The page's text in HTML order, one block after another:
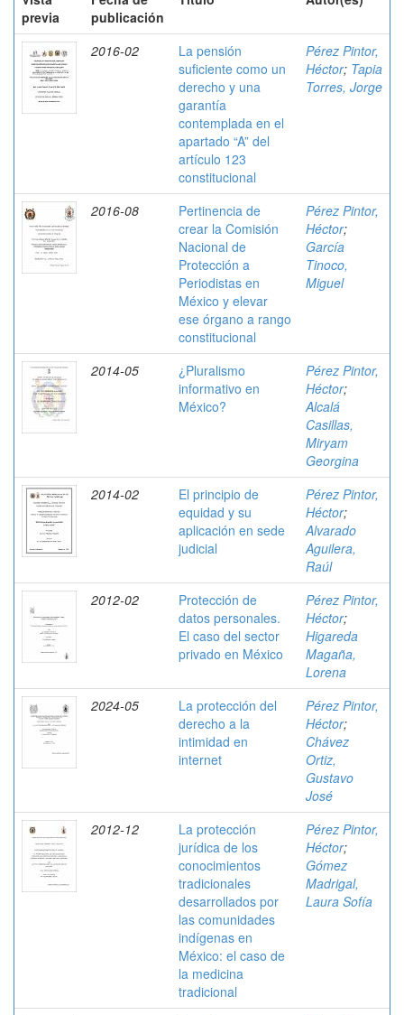
previa
publicación
2016-02
La pensión
suficiente como un
derecho y una
garantía
contemplada en el
apartado “A” del
artículo 123
constitucional
Pérez Pintor,
Héctor; Tapia
Torres, Jorge
2016-08
Pertinencia de
crear la Comisión
Nacional de
Protección a
Periodistas en
México y elevar
ese órgano a rango
constitucional
Pérez Pintor,
Héctor;
García
Tinoco,
Miguel
2014-05
¿Pluralismo
informativo en
México?
Pérez Pintor,
Héctor;
Alcalá
Casillas,
Miryam
Georgina
2014-02
El principio de
equidad y su
aplicación en sede
judicial
Pérez Pintor,
Héctor;
Alvarado
Aguilera,
Raúl
2012-02
Protección de
datos personales.
El caso del sector
privado en México
Pérez Pintor,
Héctor;
Higareda
Magaña,
Lorena
2024-05
La protección del
derecho a la
intimidad en
internet
Pérez Pintor,
Héctor;
Chávez
Ortiz,
Gustavo
José
2012-12
La protección
jurídica de los
conocimientos
tradicionales
desarrollados por
las comunidades
indígenas en
México: el caso de
la medicina
tradicional
Pérez Pintor,
Héctor;
Gómez
Madrigal,
Laura Sofía